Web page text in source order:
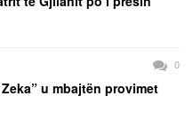
0
u mbajtën provimet